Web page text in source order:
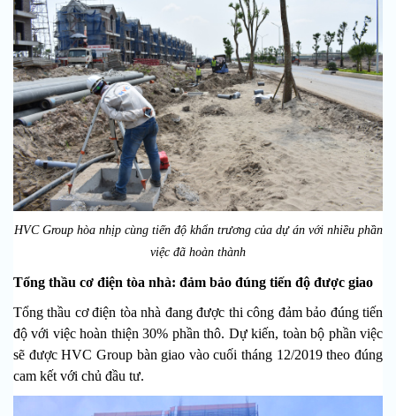
HVC Group hòa nhịp cùng tiến độ khẩn trương của dự án với nhiều phần
việc đã hoàn thành
Tổng thầu cơ điện tòa nhà: đảm bảo đúng tiến độ được giao
Tổng thầu cơ điện tòa nhà đang được thi công đảm bảo đúng tiến
độ với việc hoàn thiện 30% phần thô. Dự kiến, toàn bộ phần việc
sẽ được HVC Group bàn giao vào cuối tháng 12/2019 theo đúng
cam kết với chủ đầu tư.